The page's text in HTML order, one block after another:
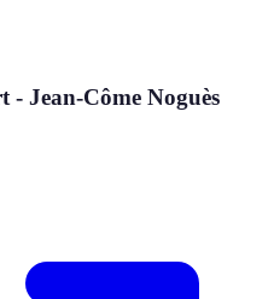
- Jean-Côme Noguès